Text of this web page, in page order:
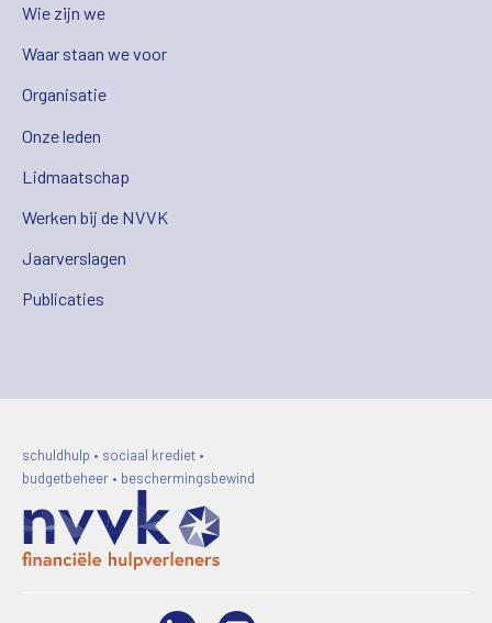
Wie zijn we
Waar staan we voor
Organisatie
Onze leden
Lidmaatschap
Werken bij de NVVK
Jaarverslagen
Publicaties
schuldhulp • sociaal krediet •
budgetbeheer • beschermingsbewind